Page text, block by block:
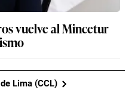
vuelve al Mincetur
Lima (CCL)